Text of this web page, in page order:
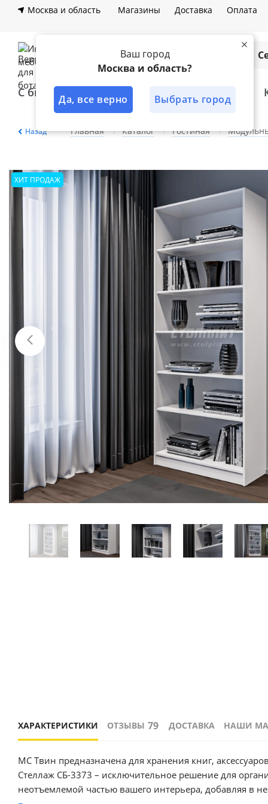
Ваш город
Москва и область?
Да, все верно Выбрать город
Москва и область Магазины Доставка Оплата
С быстрой доставкой Лучшее решение
Назад Главная Каталог Гостиная
ХИТ ПРОДАЖ
ХАРАКТЕРИСТИКИ ОТЗЫВЫ 79 ДОСТАВКА НАШИ
МС Твин предназначена для хранения книг,
Стеллаж СБ-3373 – исключительное решение для
неотъемлемой частью вашего интерьера, добавляя в